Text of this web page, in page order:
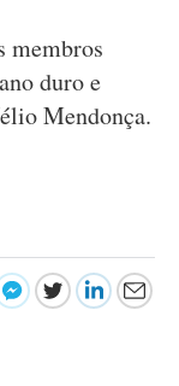
membros
duro e
Mendonça.